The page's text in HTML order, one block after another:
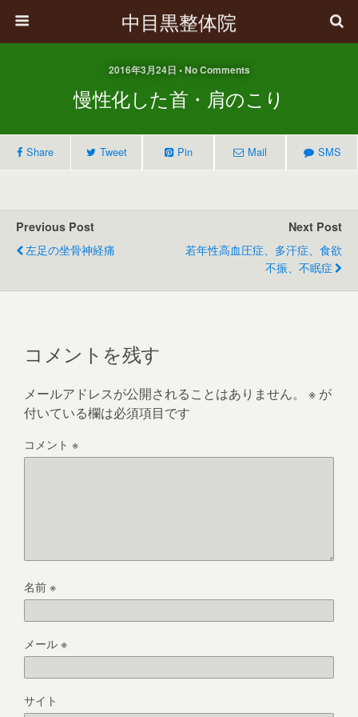
中目黒整体院
2016年3月24日 • No Comments
慢性化した首・肩のこり
Share Tweet Pin Mail SMS
Previous Post
左足の坐骨神経痛
Next Post
若年性高血圧症、多汗症、食欲
不振、不眠症
コメントを残す
メールアドレスが公開されることはありません。 ※ が
付いている欄は必須項目です
コメント ※
名前※
メール※
サイト